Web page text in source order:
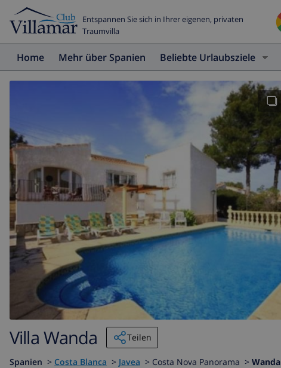
Entspannen Sie sich in Ihrer eigenen, privaten
Traumvilla
Home Mehr über Spanien Beliebte Urlaubsziele
Villa Wanda Teilen
Spanien > Costa Blanca > Javea > Costa Nova Panorama > Wanda